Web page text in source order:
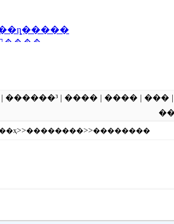
������³ ���� ���� ���
>>��������>>��������